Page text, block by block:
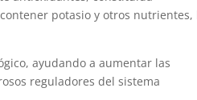
potasio y otros nutrientes,
ayudando a aumentar las
reguladores del sistema